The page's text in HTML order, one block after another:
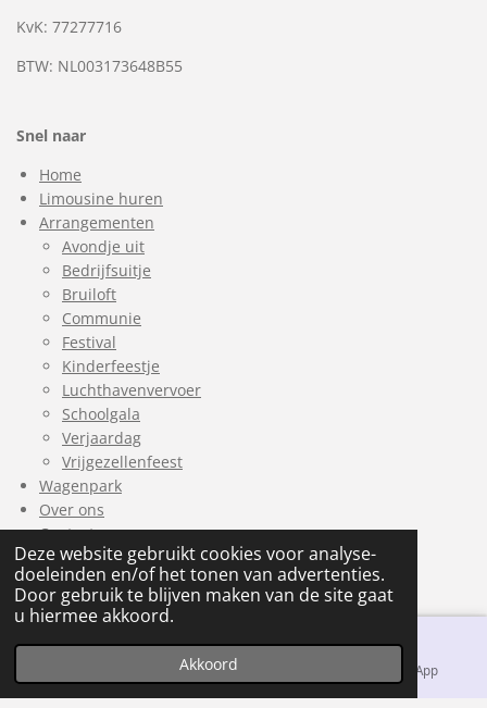
Deze website gebruikt cookies voor analyse-
doeleinden en/of het tonen van advertenties.
Door gebruik te blijven maken van de site gaat
u hiermee akkoord.
Akkoord
KvK: 77277716
BTW: NL003173648B55
Snel naar
Home
Limousine huren
Arrangementen
Avondje uit
Bedrijfsuitje
Bruiloft
Communie
Festival
Kinderfeestje
Luchthavenvervoer
Schoolgala
Verjaardag
Vrijgezellenfeest
Wagenpark
Over ons
Contact
Algemene voorwaarden
Contactgegevens
info@limousinehurenbrabant.nlTelefoonnummer WhatsApp